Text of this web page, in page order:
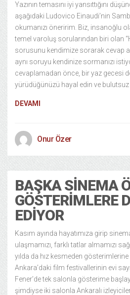
Yazının temasını iyi yansıttığını
aşağıdaki Ludovico Einaudi’nin
okumanızı öneririm. Biz, insanoğlu
temel varoluş sorularından biri olan
sorusunu kendimize sorarak cevap
aynı soruyu kendinize sormanızı
cevaplamadan önce, bir yaz gecesi
yürüdüğünüzü hayal edin ve bulutsuz
DEVAMI
Onur Özer
BAŞKA SINEMA
GÖSTERIMLERE
EDIYOR
Kasım ayında hayatımıza girip
ulaşmamızı, farklı tatlar almamızı
yılda da hız kesmeden
Ankara’daki film festivallerinin evi
Fener’de tek salonla gösterime
şimdiyse iki salonla Ankaralı